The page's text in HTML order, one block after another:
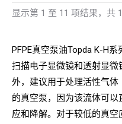
显示第 1 至 11 项结果，共
PFPE真空泵油Topda K-H
扫描电子显微镜和透射显
外，建议用于处理活性气体
的真空泵，因为该流体可
应和降解。对于较低的真空